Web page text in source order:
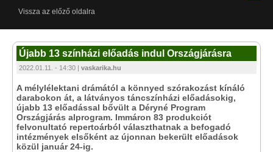
Vissza az előző oldalra
Újabb 13 színházi előadás indul Országjárásra
2022.01.11. - 14:30 | vaskarika.hu
A mélylélektani drámától a könnyed szórakozást kínáló
darabokon át, a látványos táncszínházi előadásokig,
újabb 13 előadással bővült a Déryné Program
Országjárás alprogram. Immáron 83 produkciót
felvonultató repertoárból választhatnak a befogadó
intézmények elsőként az újonnan bekerült előadások
közül január 24-ig.